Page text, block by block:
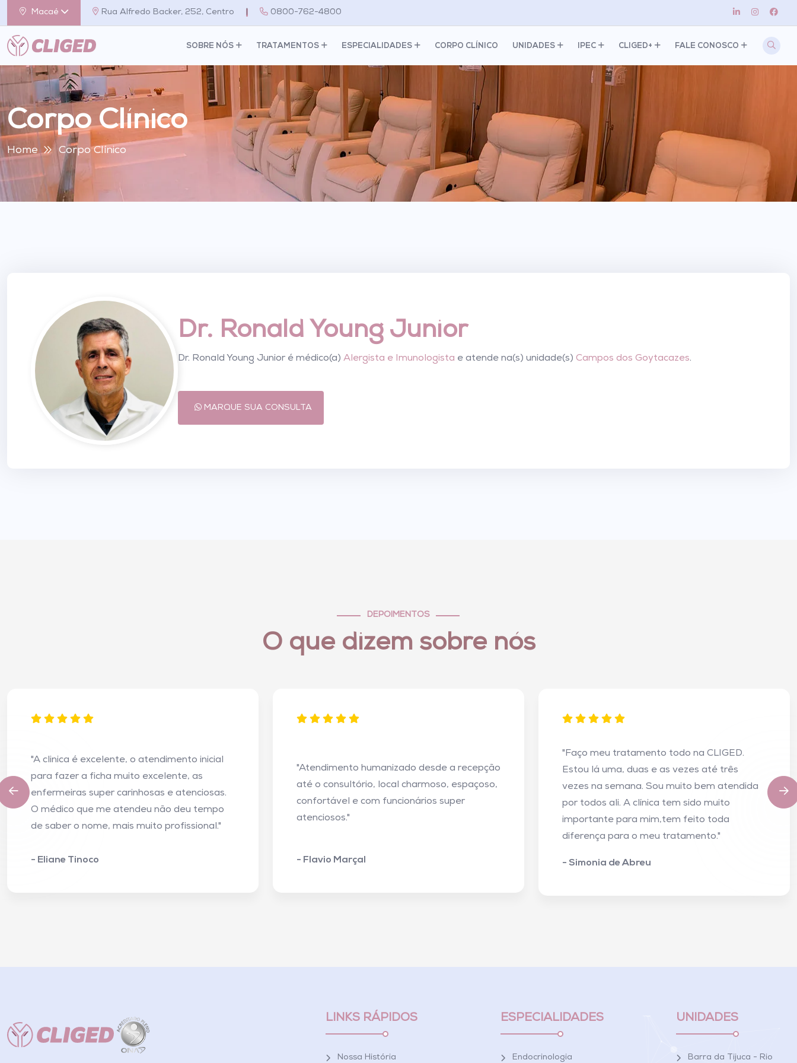
Macaé Rua Alfredo Backer, 252, Centro 0800-762-4800
SOBRE NÓS TRATAMENTOS ESPECIALIDADES CORPO CLÍNICO UNIDADES IPEC CLIGED+ FALE CONOSCO
Corpo Clínico
Home Corpo Clínico
Dr. Ronald Young Junior
Dr. Ronald Young Junior é médico(a) Alergista e Imunologista e atende na(s) unidade(s) Campos dos Goytacazes.
MARQUE SUA CONSULTA
DEPOIMENTOS
O que dizem sobre nós
"A clinica é excelente, o atendimento inicial
para fazer a ficha muito excelente, as
enfermeiras super carinhosas e atenciosas.
O médico que me atendeu não deu tempo
de saber o nome, mais muito profissional."
- Eliane Tinoco
"Atendimento humanizado desde a recepção
até o consultório, local charmoso, espaçoso,
confortável e com funcionários super
atenciosos."
- Flavio Marçal
"Faço meu tratamento todo na CLIGED.
Estou lá uma, duas e as vezes até três
vezes na semana. Sou muito bem atendida
por todos ali. A clínica tem sido muito
importante para mim,tem feito toda
diferença para o meu tratamento."
- Simonia de Abreu
LINKS RÁPIDOS
Nossa História
ESPECIALIDADES
Endocrinologia
UNIDADES
Barra da Tijuca - Rio